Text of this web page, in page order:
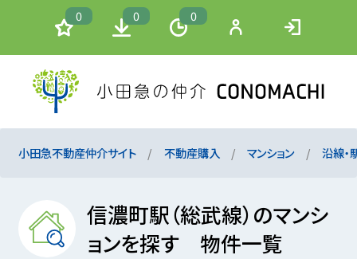
0 0 0
小田急不動産仲介サイト 不動産購入 マンション 沿線・
信濃町駅（総武線）のマンシ
ョンを探す 物件一覧